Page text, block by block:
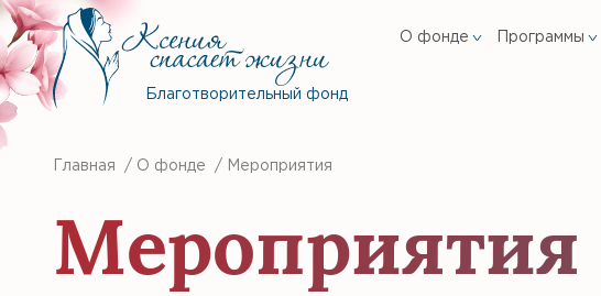
Благотворительный фонд
О фонде Программы
Главная / О фонде / Мероприятия
Мероприятия